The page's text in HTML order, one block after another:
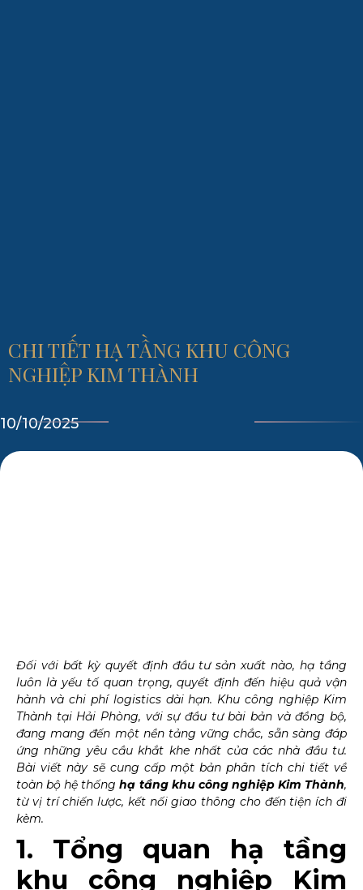
CHI TIẾT HẠ TẦNG KHU CÔNG
NGHIỆP KIM THÀNH
10/10/2025
Đối với bất kỳ quyết định đầu tư sản xuất nào, hạ tầng
luôn là yếu tố quan trọng, quyết định đến hiệu quả vận
hành và chi phí logistics dài hạn. Khu công nghiệp Kim
Thành tại Hải Phòng, với sự đầu tư bài bản và đồng bộ,
đang mang đến một nền tảng vững chắc, sẵn sàng đáp
ứng những yêu cầu khắt khe nhất của các nhà đầu tư.
Bài viết này sẽ cung cấp một bản phân tích chi tiết về
toàn bộ hệ thốnghạ tầng khu công nghiệp Kim Thành,
từ vị trí chiến lược, kết nối giao thông cho đến tiện ích đi
kèm.
1. Tổng quan hạ tầng
khu công nghiệp Kim